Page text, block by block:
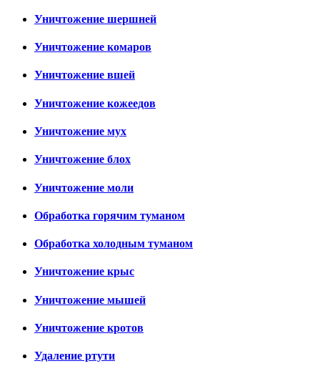
Уничтожение шершней
Уничтожение комаров
Уничтожение вшей
Уничтожение кожеедов
Уничтожение мух
Уничтожение блох
Уничтожение моли
Обработка горячим туманом
Обработка холодным туманом
Уничтожение крыс
Уничтожение мышей
Уничтожение кротов
Удаление ртути